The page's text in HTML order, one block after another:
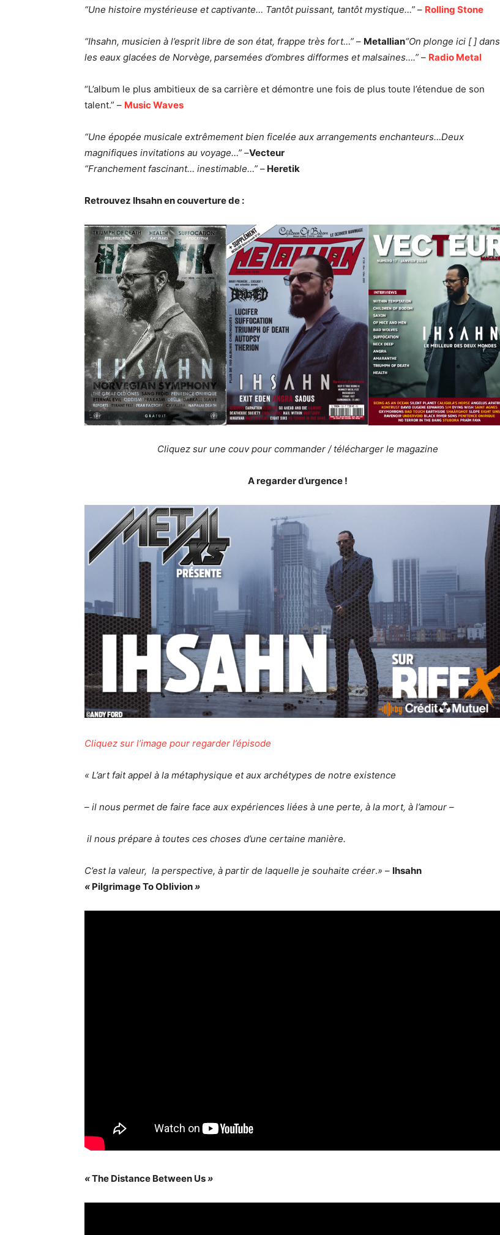
“Une histoire mystérieuse et captivante… Tantôt puissant, tantôt mystique…” – Rolling Stone
“Ihsahn, musicien à l’esprit libre de son état, frappe très fort…” – Metallian“On plonge ici [ ] dans
les eaux glacées de Norvège, parsemées d’ombres difformes et malsaines….” – Radio Metal
“L’album le plus ambitieux de sa carrière et démontre une fois de plus toute l’étendue de son
talent.” – Music Waves
“Une épopée musicale extrêmement bien ficelée aux arrangements enchanteurs…Deux
magnifiques invitations au voyage…” –Vecteur
“Franchement fascinant… inestimable…” – Heretik
Retrouvez Ihsahn en couverture de :
Cliquez sur une couv pour commander / télécharger le magazine
A regarder d’urgence !
Cliquez sur l’image pour regarder l’épisode
« L’art fait appel à la métaphysique et aux archétypes de notre existence
– il nous permet de faire face aux expériences liées à une perte, à la mort, à l’amour –
il nous prépare à toutes ces choses d’une certaine manière.
C’est la valeur, la perspective, à partir de laquelle je souhaite créer.» – Ihsahn
« Pilgrimage To Oblivion»
«The Distance Between Us»